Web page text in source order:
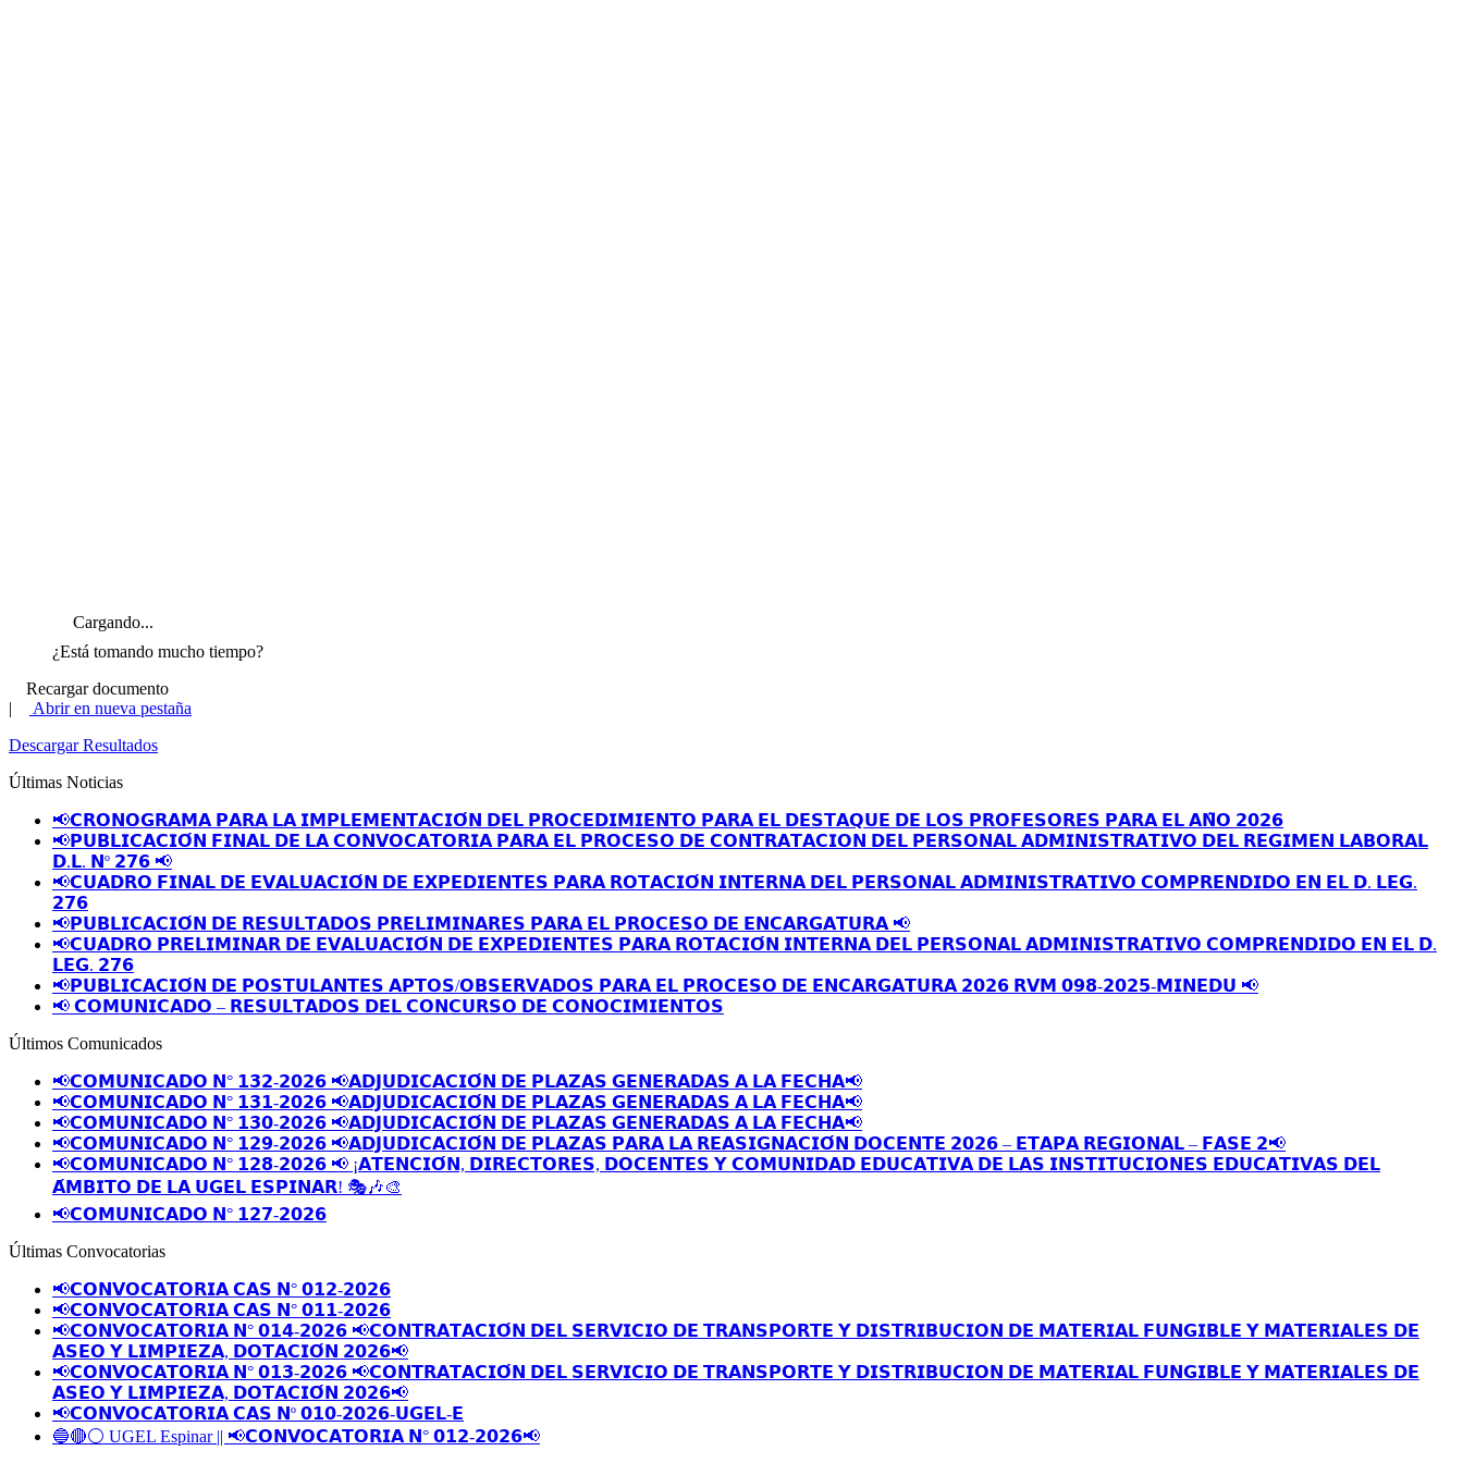
Cargando...
¿Está tomando mucho tiempo?
Recargar documento
|
Abrir en nueva pestaña
Descargar Resultados
Últimas Noticias
📢𝗖𝗥𝗢𝗡𝗢𝗚𝗥𝗔𝗠𝗔 𝗣𝗔𝗥𝗔 𝗟𝗔 𝗜𝗠𝗣𝗟𝗘𝗠𝗘𝗡𝗧𝗔𝗖𝗜𝗢́𝗡 𝗗𝗘𝗟 𝗣𝗥𝗢𝗖𝗘𝗗𝗜𝗠𝗜𝗘𝗡𝗧𝗢 𝗣𝗔𝗥𝗔 𝗘𝗟 𝗗𝗘𝗦𝗧𝗔𝗤𝗨𝗘 𝗗𝗘 𝗟𝗢𝗦 𝗣𝗥𝗢𝗙𝗘𝗦𝗢𝗥𝗘𝗦 𝗣𝗔𝗥𝗔 𝗘𝗟 𝗔𝗡̃𝗢 𝟮𝟬𝟮𝟲
📢𝗣𝗨𝗕𝗟𝗜𝗖𝗔𝗖𝗜𝗢́𝗡 𝗙𝗜𝗡𝗔𝗟 𝗗𝗘 𝗟𝗔 𝗖𝗢𝗡𝗩𝗢𝗖𝗔𝗧𝗢𝗥𝗜𝗔 𝗣𝗔𝗥𝗔 𝗘𝗟 𝗣𝗥𝗢𝗖𝗘𝗦𝗢 𝗗𝗘 𝗖𝗢𝗡𝗧𝗥𝗔𝗧𝗔𝗖𝗜𝗢𝗡 𝗗𝗘𝗟 𝗣𝗘𝗥𝗦𝗢𝗡𝗔𝗟 𝗔𝗗𝗠𝗜𝗡𝗜𝗦𝗧𝗥𝗔𝗧𝗜𝗩𝗢 𝗗𝗘𝗟 𝗥𝗘𝗚𝗜𝗠𝗘𝗡 𝗟𝗔𝗕𝗢𝗥𝗔𝗟
𝗗.𝗟. 𝗡º 𝟮𝟳𝟲 📢
📢𝗖𝗨𝗔𝗗𝗥𝗢 𝗙𝗜𝗡𝗔𝗟 𝗗𝗘 𝗘𝗩𝗔𝗟𝗨𝗔𝗖𝗜𝗢́𝗡 𝗗𝗘 𝗘𝗫𝗣𝗘𝗗𝗜𝗘𝗡𝗧𝗘𝗦 𝗣𝗔𝗥𝗔 𝗥𝗢𝗧𝗔𝗖𝗜𝗢́𝗡 𝗜𝗡𝗧𝗘𝗥𝗡𝗔 𝗗𝗘𝗟 𝗣𝗘𝗥𝗦𝗢𝗡𝗔𝗟 𝗔𝗗𝗠𝗜𝗡𝗜𝗦𝗧𝗥𝗔𝗧𝗜𝗩𝗢 𝗖𝗢𝗠𝗣𝗥𝗘𝗡𝗗𝗜𝗗𝗢 𝗘𝗡 𝗘𝗟 𝗗. 𝗟𝗘𝗚.
𝟮𝟳𝟲
📢𝗣𝗨𝗕𝗟𝗜𝗖𝗔𝗖𝗜𝗢́𝗡 𝗗𝗘 𝗥𝗘𝗦𝗨𝗟𝗧𝗔𝗗𝗢𝗦 𝗣𝗥𝗘𝗟𝗜𝗠𝗜𝗡𝗔𝗥𝗘𝗦 𝗣𝗔𝗥𝗔 𝗘𝗟 𝗣𝗥𝗢𝗖𝗘𝗦𝗢 𝗗𝗘 𝗘𝗡𝗖𝗔𝗥𝗚𝗔𝗧𝗨𝗥𝗔 📢
📢𝗖𝗨𝗔𝗗𝗥𝗢 𝗣𝗥𝗘𝗟𝗜𝗠𝗜𝗡𝗔𝗥 𝗗𝗘 𝗘𝗩𝗔𝗟𝗨𝗔𝗖𝗜𝗢́𝗡 𝗗𝗘 𝗘𝗫𝗣𝗘𝗗𝗜𝗘𝗡𝗧𝗘𝗦 𝗣𝗔𝗥𝗔 𝗥𝗢𝗧𝗔𝗖𝗜𝗢́𝗡 𝗜𝗡𝗧𝗘𝗥𝗡𝗔 𝗗𝗘𝗟 𝗣𝗘𝗥𝗦𝗢𝗡𝗔𝗟 𝗔𝗗𝗠𝗜𝗡𝗜𝗦𝗧𝗥𝗔𝗧𝗜𝗩𝗢 𝗖𝗢𝗠𝗣𝗥𝗘𝗡𝗗𝗜𝗗𝗢 𝗘𝗡 𝗘𝗟 𝗗.
𝗟𝗘𝗚. 𝟮𝟳𝟲
📢𝗣𝗨𝗕𝗟𝗜𝗖𝗔𝗖𝗜𝗢́𝗡 𝗗𝗘 𝗣𝗢𝗦𝗧𝗨𝗟𝗔𝗡𝗧𝗘𝗦 𝗔𝗣𝗧𝗢𝗦/𝗢𝗕𝗦𝗘𝗥𝗩𝗔𝗗𝗢𝗦 𝗣𝗔𝗥𝗔 𝗘𝗟 𝗣𝗥𝗢𝗖𝗘𝗦𝗢 𝗗𝗘 𝗘𝗡𝗖𝗔𝗥𝗚𝗔𝗧𝗨𝗥𝗔 𝟮𝟬𝟮𝟲 𝗥𝗩𝗠 𝟬𝟵𝟴-𝟮𝟬𝟮𝟱-𝗠𝗜𝗡𝗘𝗗𝗨 📢
📢 𝗖𝗢𝗠𝗨𝗡𝗜𝗖𝗔𝗗𝗢 – 𝗥𝗘𝗦𝗨𝗟𝗧𝗔𝗗𝗢𝗦 𝗗𝗘𝗟 𝗖𝗢𝗡𝗖𝗨𝗥𝗦𝗢 𝗗𝗘 𝗖𝗢𝗡𝗢𝗖𝗜𝗠𝗜𝗘𝗡𝗧𝗢𝗦
Últimos Comunicados
📢𝗖𝗢𝗠𝗨𝗡𝗜𝗖𝗔𝗗𝗢 𝗡° 𝟭𝟯𝟮-𝟮𝟬𝟮𝟲 📢𝗔𝗗𝗝𝗨𝗗𝗜𝗖𝗔𝗖𝗜𝗢́𝗡 𝗗𝗘 𝗣𝗟𝗔𝗭𝗔𝗦 𝗚𝗘𝗡𝗘𝗥𝗔𝗗𝗔𝗦 𝗔 𝗟𝗔 𝗙𝗘𝗖𝗛𝗔📢
📢𝗖𝗢𝗠𝗨𝗡𝗜𝗖𝗔𝗗𝗢 𝗡° 𝟭𝟯𝟭-𝟮𝟬𝟮𝟲 📢𝗔𝗗𝗝𝗨𝗗𝗜𝗖𝗔𝗖𝗜𝗢́𝗡 𝗗𝗘 𝗣𝗟𝗔𝗭𝗔𝗦 𝗚𝗘𝗡𝗘𝗥𝗔𝗗𝗔𝗦 𝗔 𝗟𝗔 𝗙𝗘𝗖𝗛𝗔📢
📢𝗖𝗢𝗠𝗨𝗡𝗜𝗖𝗔𝗗𝗢 𝗡° 𝟭𝟯𝟬-𝟮𝟬𝟮𝟲 📢𝗔𝗗𝗝𝗨𝗗𝗜𝗖𝗔𝗖𝗜𝗢́𝗡 𝗗𝗘 𝗣𝗟𝗔𝗭𝗔𝗦 𝗚𝗘𝗡𝗘𝗥𝗔𝗗𝗔𝗦 𝗔 𝗟𝗔 𝗙𝗘𝗖𝗛𝗔📢
📢𝗖𝗢𝗠𝗨𝗡𝗜𝗖𝗔𝗗𝗢 𝗡° 𝟭𝟮𝟵-𝟮𝟬𝟮𝟲 📢𝗔𝗗𝗝𝗨𝗗𝗜𝗖𝗔𝗖𝗜𝗢́𝗡 𝗗𝗘 𝗣𝗟𝗔𝗭𝗔𝗦 𝗣𝗔𝗥𝗔 𝗟𝗔 𝗥𝗘𝗔𝗦𝗜𝗚𝗡𝗔𝗖𝗜𝗢́𝗡 𝗗𝗢𝗖𝗘𝗡𝗧𝗘 𝟮𝟬𝟮𝟲 – 𝗘𝗧𝗔𝗣𝗔 𝗥𝗘𝗚𝗜𝗢𝗡𝗔𝗟 – 𝗙𝗔𝗦𝗘 𝟮📢
📢𝗖𝗢𝗠𝗨𝗡𝗜𝗖𝗔𝗗𝗢 𝗡° 𝟭𝟮𝟴-𝟮𝟬𝟮𝟲 📢 ¡𝗔𝗧𝗘𝗡𝗖𝗜𝗢́𝗡, 𝗗𝗜𝗥𝗘𝗖𝗧𝗢𝗥𝗘𝗦, 𝗗𝗢𝗖𝗘𝗡𝗧𝗘𝗦 𝗬 𝗖𝗢𝗠𝗨𝗡𝗜𝗗𝗔𝗗 𝗘𝗗𝗨𝗖𝗔𝗧𝗜𝗩𝗔 𝗗𝗘 𝗟𝗔𝗦 𝗜𝗡𝗦𝗧𝗜𝗧𝗨𝗖𝗜𝗢𝗡𝗘𝗦 𝗘𝗗𝗨𝗖𝗔𝗧𝗜𝗩𝗔𝗦 𝗗𝗘𝗟
𝗔́𝗠𝗕𝗜𝗧𝗢 𝗗𝗘 𝗟𝗔 𝗨𝗚𝗘𝗟 𝗘𝗦𝗣𝗜𝗡𝗔𝗥! 🎭🎶🎨
📢𝗖𝗢𝗠𝗨𝗡𝗜𝗖𝗔𝗗𝗢 𝗡° 𝟭𝟮𝟳-𝟮𝟬𝟮𝟲
Últimas Convocatorias
📢𝗖𝗢𝗡𝗩𝗢𝗖𝗔𝗧𝗢𝗥𝗜𝗔 𝗖𝗔𝗦 𝗡° 𝟬𝟭𝟮-𝟮𝟬𝟮𝟲
📢𝗖𝗢𝗡𝗩𝗢𝗖𝗔𝗧𝗢𝗥𝗜𝗔 𝗖𝗔𝗦 𝗡° 𝟬𝟭𝟭-𝟮𝟬𝟮𝟲
📢𝗖𝗢𝗡𝗩𝗢𝗖𝗔𝗧𝗢𝗥𝗜𝗔 𝗡° 𝟬𝟭𝟰-𝟮𝟬𝟮𝟲 📢𝗖𝗢𝗡𝗧𝗥𝗔𝗧𝗔𝗖𝗜𝗢́𝗡 𝗗𝗘𝗟 𝗦𝗘𝗥𝗩𝗜𝗖𝗜𝗢 𝗗𝗘 𝗧𝗥𝗔𝗡𝗦𝗣𝗢𝗥𝗧𝗘 𝗬 𝗗𝗜𝗦𝗧𝗥𝗜𝗕𝗨𝗖𝗜𝗢𝗡 𝗗𝗘 𝗠𝗔𝗧𝗘𝗥𝗜𝗔𝗟 𝗙𝗨𝗡𝗚𝗜𝗕𝗟𝗘 𝗬 𝗠𝗔𝗧𝗘𝗥𝗜𝗔𝗟𝗘𝗦 𝗗𝗘
𝗔𝗦𝗘𝗢 𝗬 𝗟𝗜𝗠𝗣𝗜𝗘𝗭𝗔, 𝗗𝗢𝗧𝗔𝗖𝗜𝗢́𝗡 𝟮𝟬𝟮𝟲📢
📢𝗖𝗢𝗡𝗩𝗢𝗖𝗔𝗧𝗢𝗥𝗜𝗔 𝗡° 𝟬𝟭𝟯-𝟮𝟬𝟮𝟲 📢𝗖𝗢𝗡𝗧𝗥𝗔𝗧𝗔𝗖𝗜𝗢́𝗡 𝗗𝗘𝗟 𝗦𝗘𝗥𝗩𝗜𝗖𝗜𝗢 𝗗𝗘 𝗧𝗥𝗔𝗡𝗦𝗣𝗢𝗥𝗧𝗘 𝗬 𝗗𝗜𝗦𝗧𝗥𝗜𝗕𝗨𝗖𝗜𝗢𝗡 𝗗𝗘 𝗠𝗔𝗧𝗘𝗥𝗜𝗔𝗟 𝗙𝗨𝗡𝗚𝗜𝗕𝗟𝗘 𝗬 𝗠𝗔𝗧𝗘𝗥𝗜𝗔𝗟𝗘𝗦 𝗗𝗘
𝗔𝗦𝗘𝗢 𝗬 𝗟𝗜𝗠𝗣𝗜𝗘𝗭𝗔, 𝗗𝗢𝗧𝗔𝗖𝗜𝗢́𝗡 𝟮𝟬𝟮𝟲📢
📢𝗖𝗢𝗡𝗩𝗢𝗖𝗔𝗧𝗢𝗥𝗜𝗔 𝗖𝗔𝗦 𝗡º 𝟬𝟭𝟬-𝟮𝟬𝟮𝟲-𝗨𝗚𝗘𝗟-𝗘
🔵🔴⚪️ UGEL Espinar || 📢𝗖𝗢𝗡𝗩𝗢𝗖𝗔𝗧𝗢𝗥𝗜𝗔 𝗡° 𝟬𝟭𝟮-𝟮𝟬𝟮𝟲📢